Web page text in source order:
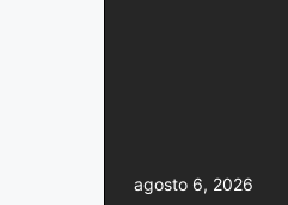
agosto 6, 2026